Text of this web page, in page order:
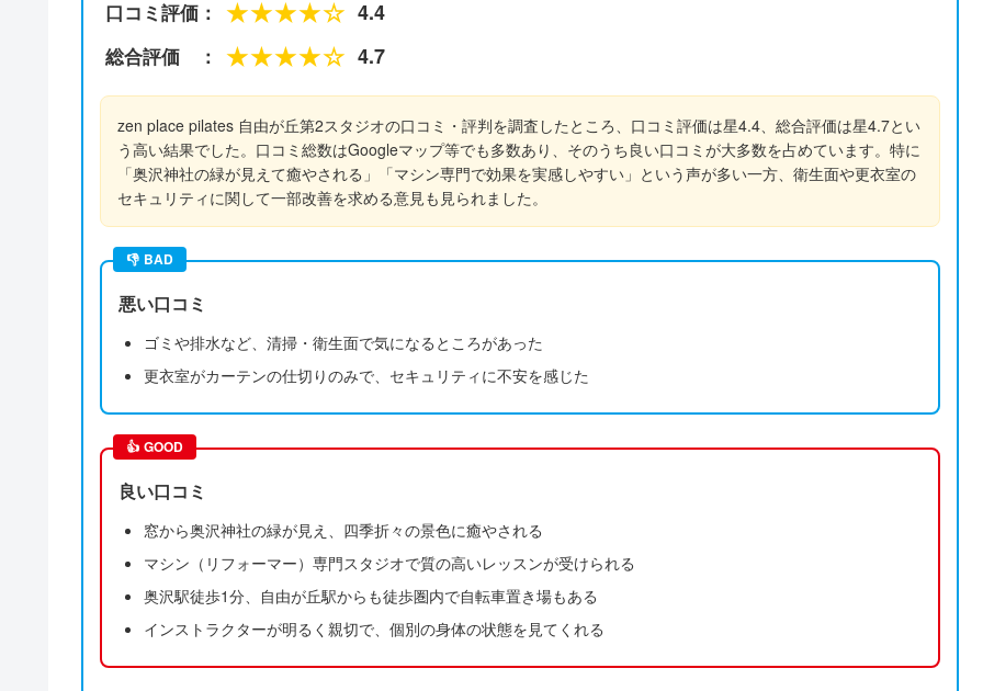
口コミ評価： ★★★★☆ 4.4
総合評価 ： ★★★★☆ 4.7
zen place pilates 自由が丘第2スタジオの口コミ・評判を調査したところ、口コミ評価は星4.4、総合評価は星4.7とい
う高い結果でした。口コミ総数はGoogleマップ等でも多数あり、そのうち良い口コミが大多数を占めています。特に
「奥沢神社の緑が見えて癒やされる」「マシン専門で効果を実感しやすい」という声が多い一方、衛生面や更衣室の
セキュリティに関して一部改善を求める意見も見られました。
👎 BAD
悪い口コミ
ゴミや排水など、清掃・衛生面で気になるところがあった
更衣室がカーテンの仕切りのみで、セキュリティに不安を感じた
👍 GOOD
良い口コミ
窓から奥沢神社の緑が見え、四季折々の景色に癒やされる
マシン（リフォーマー）専門スタジオで質の高いレッスンが受けられる
奥沢駅徒歩1分、自由が丘駅からも徒歩圏内で自転車置き場もある
インストラクターが明るく親切で、個別の身体の状態を見てくれる